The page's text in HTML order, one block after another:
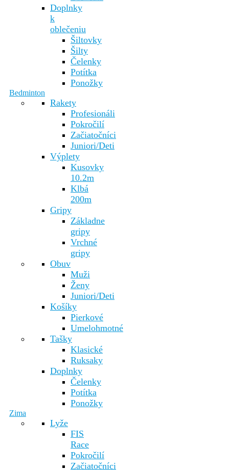
Doplnky
k
oblečeniu
Šiltovky
Šilty
Čelenky
Potítka
Ponožky
Bedminton
Rakety
Profesionáli
Pokročilí
Začiatočníci
Juniori/Deti
Výplety
Kusovky
10.2m
Klbá
200m
Gripy
Základne
gripy
Vrchné
gripy
Obuv
Muži
Ženy
Juniori/Deti
Košíky
Pierkové
Umelohmotné
Tašky
Klasické
Ruksaky
Doplnky
Čelenky
Potítka
Ponožky
Zima
Lyže
FIS
Race
Pokročilí
Začiatočníci